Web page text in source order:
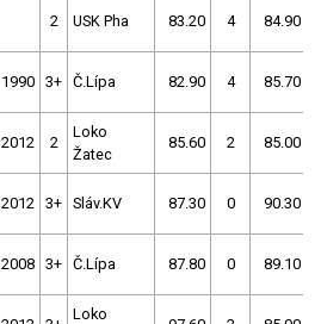
2 USK Pha 83.20 4 84.90
1990 3+ Č.Lípa 82.90 4 85.70
2012 2
Loko
Žatec
85.60 2 85.00
2012 3+ Sláv.KV 87.30 0 90.30
2008 3+ Č.Lípa 87.80 0 89.10
Loko